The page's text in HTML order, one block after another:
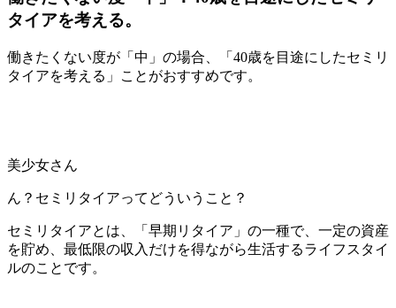
タイアを考える。
働きたくない度が「中」の場合、「40歳を目途にしたセミリ
タイアを考える」ことがおすすめです。
美少女さん
ん？セミリタイアってどういうこと？
セミリタイアとは、「早期リタイア」の一種で、一定の資産
を貯め、最低限の収入だけを得ながら生活するライフスタイ
ルのことです。